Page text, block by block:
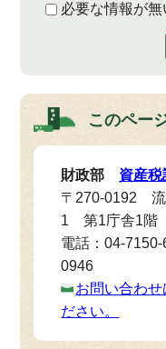
必要な情報が無
このペー
財政部 資産税
〒270-0192 流
1 第1庁舎1階
電話：04-
0946
お問い合わせ
ださい。